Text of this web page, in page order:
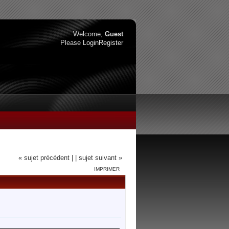
Welcome, Guest
Please LoginRegister
« sujet précédent | | sujet suivant »
IMPRIMER